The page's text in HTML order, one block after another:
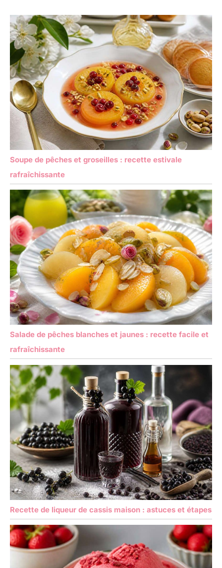
Soupe de pêches et groseilles : recette estivale
rafraîchissante
Salade de pêches blanches et jaunes : recette facile et
rafraîchissante
Recette de liqueur de cassis maison : astuces et étapes